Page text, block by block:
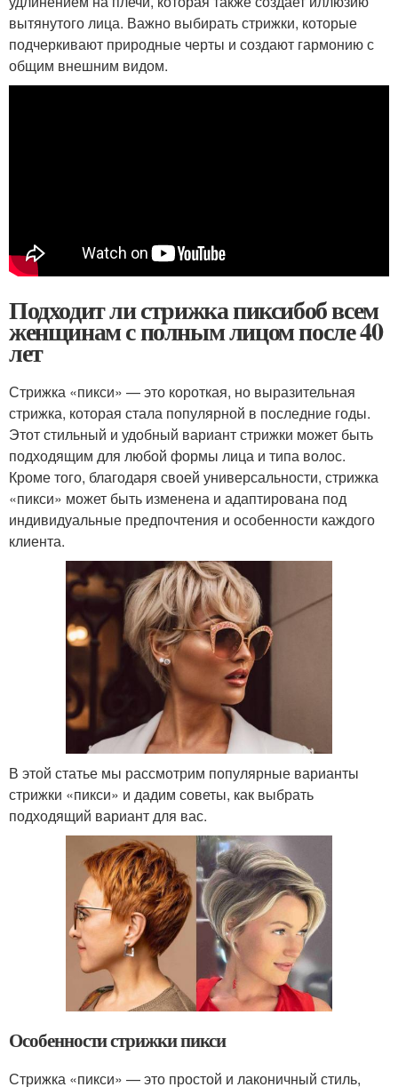
вытянутого лица. Важно выбирать стрижки, которые
подчеркивают природные черты и создают гармонию с
общим внешним видом.
Подходит ли стрижка пиксибоб всем
женщинам с полным лицом после 40
лет
Стрижка «пикси» — это короткая, но выразительная
стрижка, которая стала популярной в последние годы.
Этот стильный и удобный вариант стрижки может быть
подходящим для любой формы лица и типа волос.
Кроме того, благодаря своей универсальности, стрижка
«пикси» может быть изменена и адаптирована под
индивидуальные предпочтения и особенности каждого
клиента.
В этой статье мы рассмотрим популярные варианты
стрижки «пикси» и дадим советы, как выбрать
подходящий вариант для вас.
Особенности стрижки пикси
Стрижка «пикси» — это простой и лаконичный стиль,